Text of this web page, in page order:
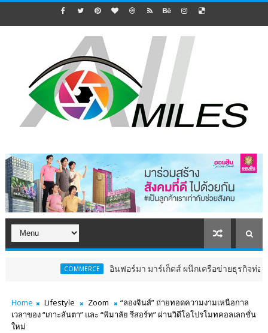
อินฟอร์มา มาร์เก็ตส์ ผนึกเครือข่ายธุรกิจท่องเที่ยว-บริการ จัด
Home Lifestyle Zoom
“ลองจินส์” ถ่ายทอดความงามเหนือกาล
เวลาของ “เกาะลันตา” และ “พิมาลัย รีสอร์ท” ผ่านวิดีโอโปรโมทคอลเลกชั่น
ใหม่